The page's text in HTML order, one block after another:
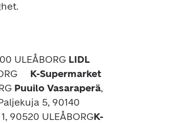
ULEÅBORG LIDL
K-Supermarket
Puuilo Vasaraperä,
5, 90140
90520 ULEÅBORGK-